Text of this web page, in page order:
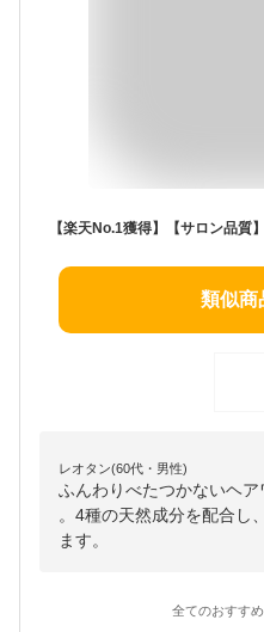
類似商
レオタン(60代・男性)
ふんわりべたつかないヘ
。4種の天然成分を配合し
ます。
全てのおすす